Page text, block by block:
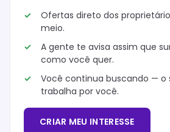
Ofertas direto dos
meio.
A gente te avisa assim que
como você quer.
Você continua buscando — o
trabalha por você.
CRIAR MEU INTERESSE